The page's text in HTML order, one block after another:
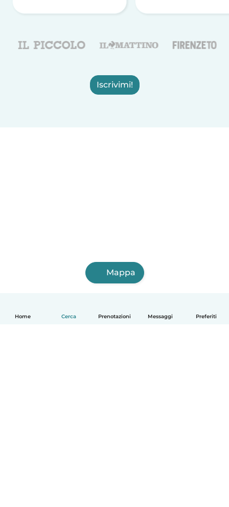
Home Cerca Prenotazioni Messaggi Preferiti
Iscrivimi!
Mappa